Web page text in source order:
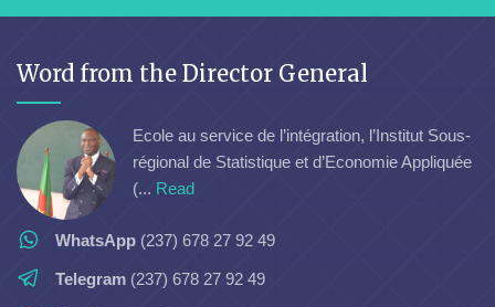
Word from the Director General
Ecole au service de l’intégration, l’Institut Sous-
régional de Statistique et d’Economie Appliquée
(... Read
WhatsApp (237) 678 27 92 49
Telegram (237) 678 27 92 49